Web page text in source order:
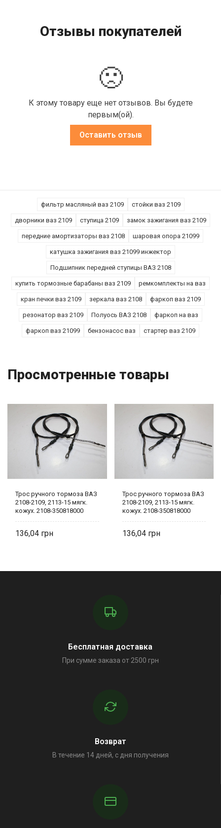
Отзывы покупателей
🙁
К этому товару еще нет отзывов. Вы будете
первым(ой).
Оставить отзыв
фильтр масляный ваз 2109 стойки ваз 2109
дворники ваз 2109 ступица 2109 замок зажигания ваз 2109
передние амортизаторы ваз 2108 шаровая опора 21099
катушка зажигания ваз 21099 инжектор
Подшипник передней ступицы ВАЗ 2108
купить тормозные барабаны ваз 2109 ремкомплекты на ваз
кран печки ваз 2109 зеркала ваз 2108 фаркоп ваз 2109
резонатор ваз 2109 Полуось ВАЗ 2108 фаркоп на ваз
фаркоп ваз 21099 бензонасос ваз стартер ваз 2109
Просмотренные товары
Трос ручного тормоза ВАЗ
2108-2109, 2113-15 мягк.
кожух. 2108-350818000
136,04
Трос ручного тормоза ВАЗ
2108-2109, 2113-15 мягк.
кожух. 2108-350818000
136,04
Бесплатная доставка
При сумме заказа от 2500 грн
Возврат
В течение 14 дней, с дня получения